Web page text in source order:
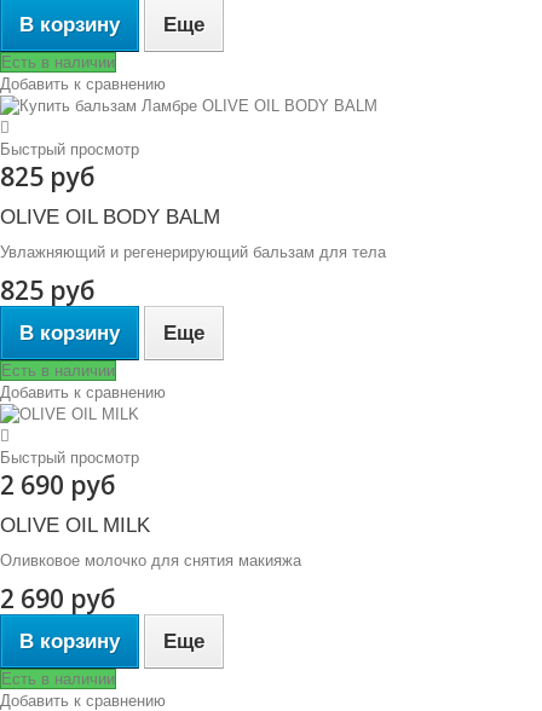
В корзину Еще
Есть в наличии
Добавить к сравнению
Быстрый просмотр
825 руб
OLIVE OIL BODY BALM
Увлажняющий и регенерирующий бальзам для тела
825 руб
В корзину Еще
Есть в наличии
Добавить к сравнению
Быстрый просмотр
2 690 руб
OLIVE OIL MILK
Оливковое молочко для снятия макияжа
2 690 руб
В корзину Еще
Есть в наличии
Добавить к сравнению